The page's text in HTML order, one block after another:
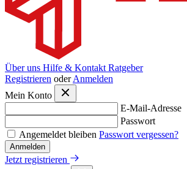
Über uns Hilfe & Kontakt Ratgeber
Registrieren oder Anmelden
Mein Konto
E-Mail-Adresse
Passwort
Angemeldet bleiben Passwort vergessen?
Anmelden
Jetzt registrieren